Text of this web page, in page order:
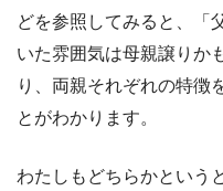
どを参照してみると、「
いた雰囲気は母親譲りか
り、両親それぞれの特徴
とがわかります。
わたしもどちらかという